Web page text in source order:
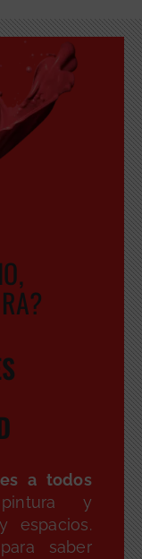
a todos
y
espacios.
saber